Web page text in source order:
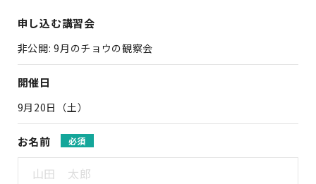
申し込む講習会
非公開: 9月のチョウの観察会
開催日
9月20日（土）
お名前 必須